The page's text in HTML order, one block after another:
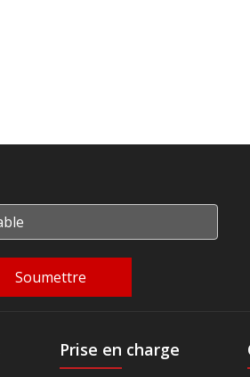
Soumettre
Prise en charge